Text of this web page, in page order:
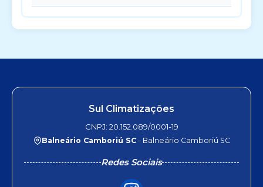
Sul Climatizações
CNPJ: 20.152.089/0001-19
Balneário Camboriú SC- Balneário Camboriú SC
Redes Sociais